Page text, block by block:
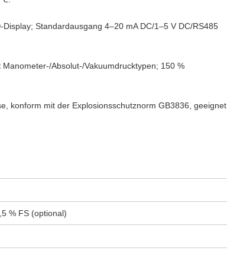
Standardausgang 4–20 mA DC/1–5 V DC/RS485
Absolut-/Vakuumdrucktypen; 150 %
konform mit der Explosionsschutznorm GB3836, geeignet
% FS (optional)